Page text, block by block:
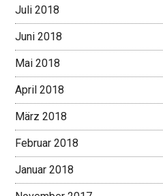
Juli 2018
Juni 2018
Mai 2018
April 2018
März 2018
Februar 2018
Januar 2018